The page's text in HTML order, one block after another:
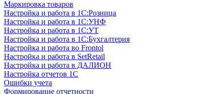
Маркировка товаров
Настройка и работа в 1С:Розница
Настройка и работа в 1С:УНФ
Настройка и работа в 1С:УТ
Настройка и работа в 1С:Бухгалтерия
Настройка и работа во Frontol
Настройка и работа в SetRetail
Настройка и работа в ДАЛИОН
Настройка отчетов 1С
Ошибки учета
Формирование отчетности